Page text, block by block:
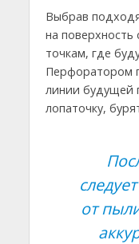
Выбрав
на поверхность
точкам, где
Перфоратором
линии будущей
лопаточку,
от